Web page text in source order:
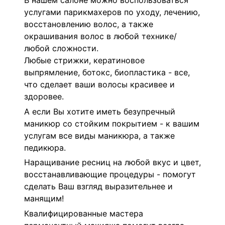
услугами парикмахеров по уходу, лечению,
восстановлению волос, а также
окрашивания волос в любой технике/
любой сложности.
Любые стрижки, кератиновое
выпрямление, ботокс, биопластика - все,
что сделает ваши волосы красивее и
здоровее.
А если Вы хотите иметь безупречный
маникюр со стойким покрытием - к вашим
услугам все виды маникюра, а также
педикюра.
Наращивание ресниц на любой вкус и цвет,
восстанавливающие процедуры - помогут
сделать Ваш взгляд выразительнее и
манящим!
Квалифицированные мастера